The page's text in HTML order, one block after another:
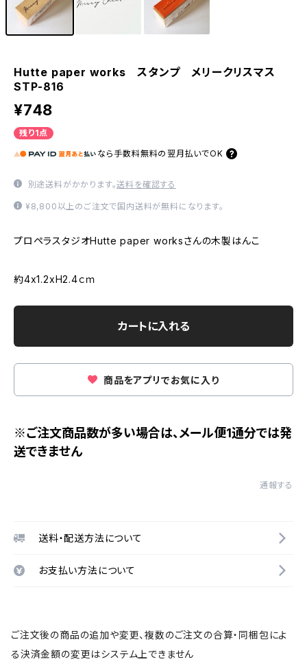
Hutte paper works スタンプ メリークリスマス
STP-816
¥748
残り1点
なら 手数料無料の 翌月払いでOK
別途送料がかかります。送料を確認する
¥8,800以上のご注文で国内送料が無料になります。
プロペラスタジオHutte paper worksさんの木製はんこ
約4x1.2xH2.4ｃｍ
カートに入れる
商品をアプリでお気に入り
※ご注文商品数が多い場合は、メール便1通分では発
送できません
通報する
送料・配送方法について
お支払い方法について
ご注文後の商品の追加や変更、複数のご注文の合算・同梱包によ
る決済金額の変更はシステム上できません